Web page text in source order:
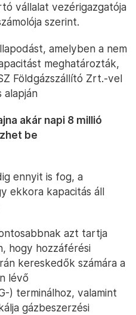
vállalat vezérigazgatója
szerint.
amelyben a nem
meghatározták,
Földgázszállító Zrt.-vel
alapján
akár napi 8 millió
be
ennyit is fog, a
ekkora kapacitás áll
azt tartja
hogy hozzáférési
kereskedők számára a
lévő
) terminálhoz, valamint
gázbeszerzési